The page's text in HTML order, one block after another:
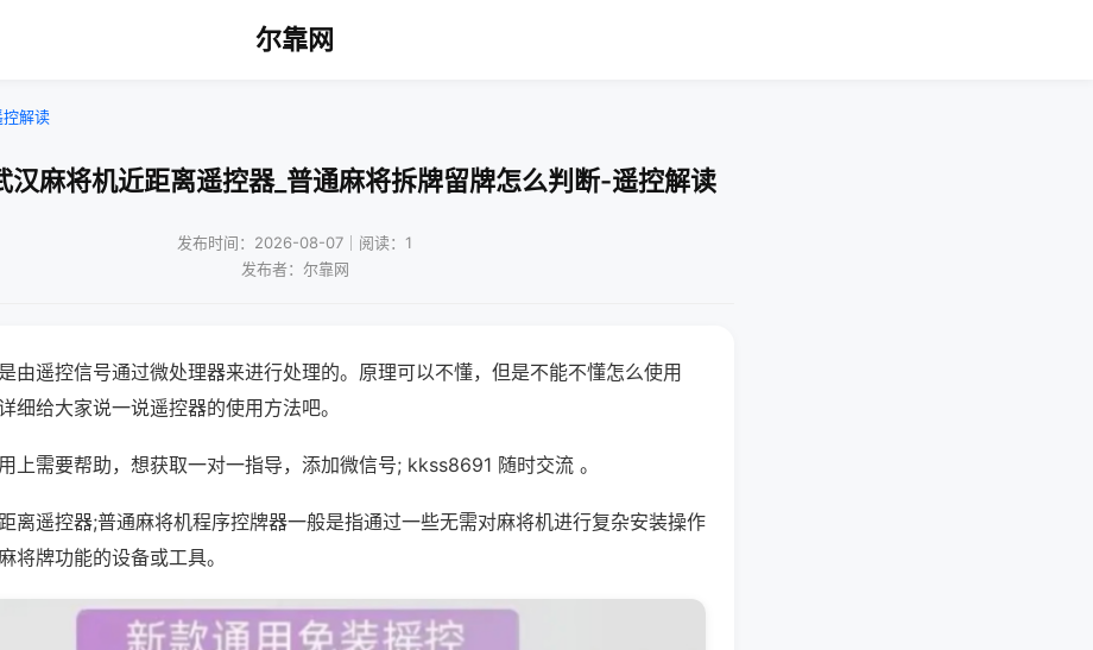
尔靠网
控解读
汉麻将机近距离遥控器_普通麻将拆牌留牌怎么判断-遥控解读
发布时间：2026-08-07｜阅读：1
发布者：尔靠网
由遥控信号通过微处理器来进行处理的。原理可以不懂，但是不能不懂怎么使用
细给大家说一说遥控器的使用方法吧。
上需要帮助，想获取一对一指导，添加微信号; kkss8691 随时交流 。
离遥控器;普通麻将机程序控牌器一般是指通过一些无需对麻将机进行复杂安装操作
将牌功能的设备或工具。